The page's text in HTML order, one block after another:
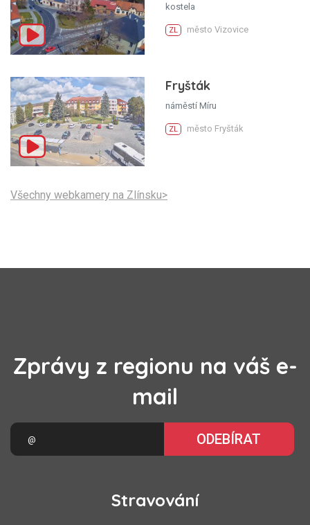
kostela
ZL město Vizovice
Fryšták
náměstí Míru
ZL město Fryšták
Všechny webkamery na Zlínsku>
Zprávy z regionu na váš e-
mail
ODEBÍRAT
Stravování